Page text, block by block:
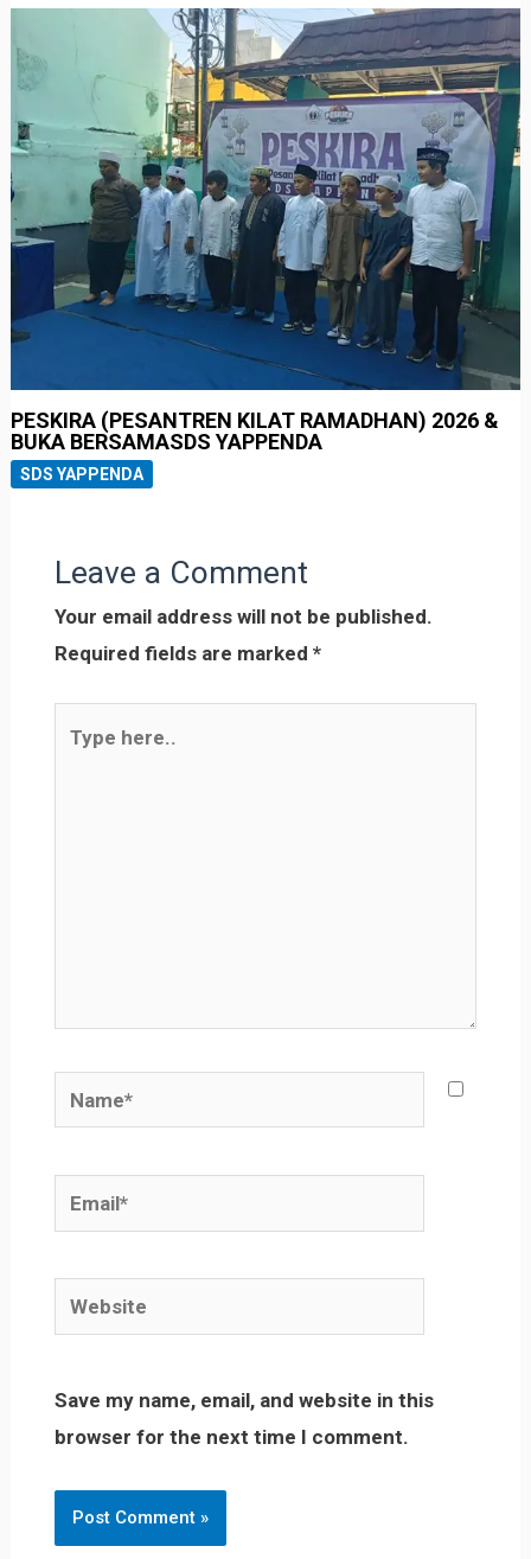
PESKIRA (PESANTREN KILAT RAMADHAN) 2026 &
BUKA BERSAMASDS YAPPENDA
SDS YAPPENDA
Leave a Comment
Your email address will not be published.
Required fields are marked *
here..
Name*
Email*
Website
Save my name, email, and website in this
browser for the next time I comment.